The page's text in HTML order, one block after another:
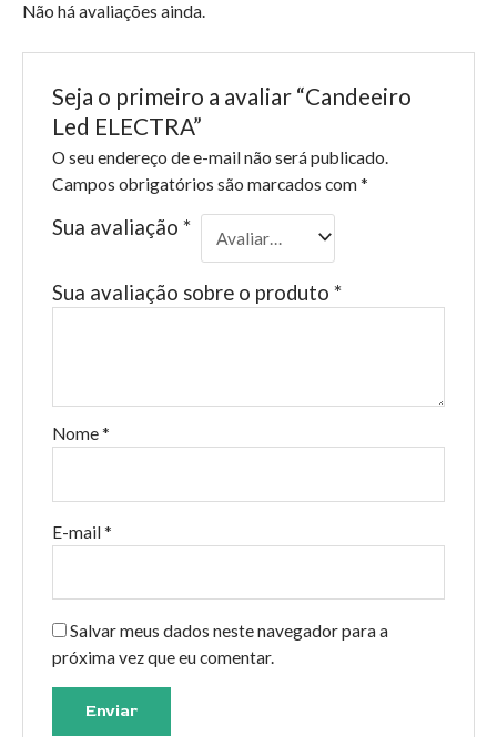
Não há avaliações ainda.
Seja o primeiro a avaliar “Candeeiro
Led ELECTRA”
O seu endereço de e-mail não será publicado.
Campos obrigatórios são marcados com *
Sua avaliação *
Sua avaliação sobre o produto *
Nome *
E-mail *
Salvar meus dados neste navegador para a
próxima vez que eu comentar.